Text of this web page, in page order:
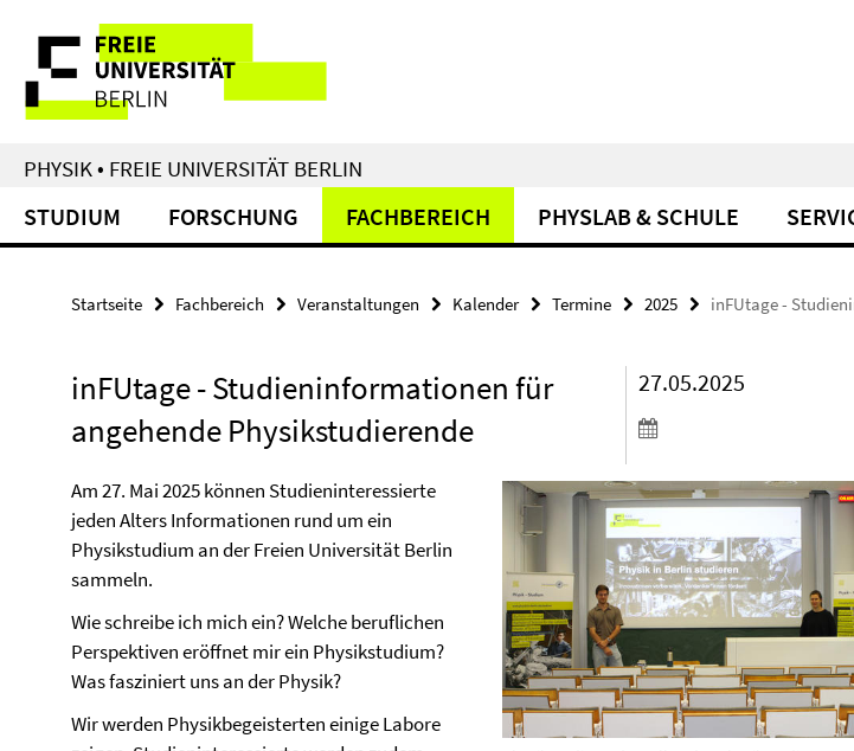
direkt
Inhalt
Service-
Navigation
PHYSIK • FREIE UNIVERSITÄT BERLIN
STUDIUM FORSCHUNG FACHBEREICH PHYSLAB & SCHULE
Startseite Fachbereich Veranstaltungen Kalender Termine 2025 inFUtage -
inFUtage - Studieninformationen für
angehende Physikstudierende
27.05.2025
Am 27. Mai 2025 können Studieninteressierte
jeden Alters Informationen rund um ein
Physikstudium an der Freien Universität Berlin
sammeln.
Wie schreibe ich mich ein? Welche beruflichen
Perspektiven eröffnet mir ein Physikstudium?
Was fasziniert uns an der Physik?
Wir werden Physikbegeisterten einige Labore